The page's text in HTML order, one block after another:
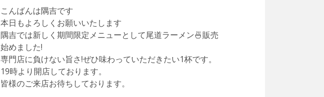
こんばんは隅吉です
本日もよろしくお願いいたします
隅吉では新しく期間限定メニューとして尾道ラーメン🍜販売
始めました!
専門店に負けない旨さ!ぜひ味わっていただきたい1杯です。
19時より開店しております。
皆様のご来店お待ちしております。